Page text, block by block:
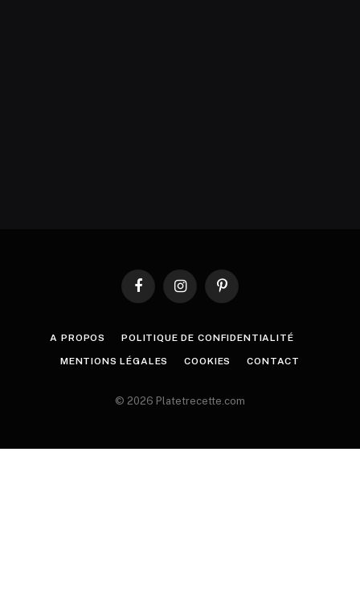
FacebookInstagramPinterest
A PROPOS POLITIQUE DE CONFIDENTIALITÉ
MENTIONS LÉGALES COOKIES CONTACT
© 2026 Platetrecette.com